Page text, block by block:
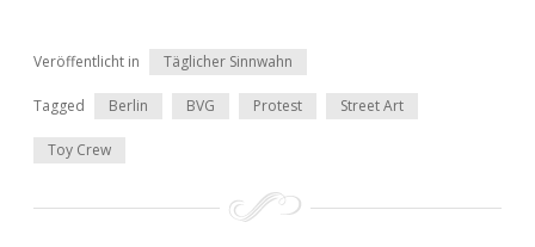
Veröffentlicht in Täglicher Sinnwahn
Tagged Berlin BVG Protest Street Art
Toy Crew